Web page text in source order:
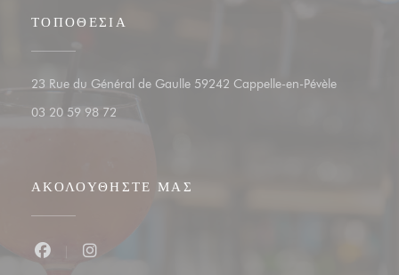
ΤΟΠΟΘΕΣΊΑ
23 Rue du Général de Gaulle 59242 Cappelle-en-Pévèle((ανοίγει
03 20 59 98 72
ΑΚΟΛΟΥΘΉΣΤΕ ΜΑΣ